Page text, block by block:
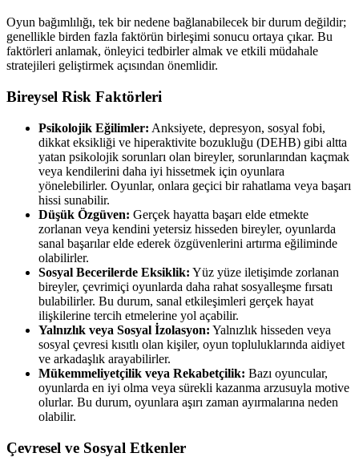
Oyun bağımlılığı, tek bir nedene bağlanabilecek bir durum değildir;
genellikle birden fazla faktörün birleşimi sonucu ortaya çıkar. Bu
faktörleri anlamak, önleyici tedbirler almak ve etkili müdahale
stratejileri geliştirmek açısından önemlidir.
Bireysel Risk Faktörleri
Psikolojik Eğilimler: Anksiyete, depresyon, sosyal fobi,
dikkat eksikliği ve hiperaktivite bozukluğu (DEHB) gibi altta
yatan psikolojik sorunları olan bireyler, sorunlarından kaçmak
veya kendilerini daha iyi hissetmek için oyunlara
yönelebilirler. Oyunlar, onlara geçici bir rahatlama veya başarı
hissi sunabilir.
Düşük Özgüven: Gerçek hayatta başarı elde etmekte
zorlanan veya kendini yetersiz hisseden bireyler, oyunlarda
sanal başarılar elde ederek özgüvenlerini artırma eğiliminde
olabilirler.
Sosyal Becerilerde Eksiklik: Yüz yüze iletişimde zorlanan
bireyler, çevrimiçi oyunlarda daha rahat sosyalleşme fırsatı
bulabilirler. Bu durum, sanal etkileşimleri gerçek hayat
ilişkilerine tercih etmelerine yol açabilir.
Yalnızlık veya Sosyal İzolasyon: Yalnızlık hisseden veya
sosyal çevresi kısıtlı olan kişiler, oyun topluluklarında aidiyet
ve arkadaşlık arayabilirler.
Mükemmeliyetçilik veya Rekabetçilik: Bazı oyuncular,
oyunlarda en iyi olma veya sürekli kazanma arzusuyla motive
olurlar. Bu durum, oyunlara aşırı zaman ayırmalarına neden
olabilir.
Çevresel ve Sosyal Etkenler